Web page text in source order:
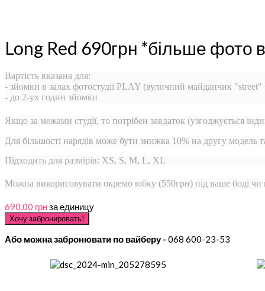
Long Red 690грн *більше фото
Вартість вказана для:
- зйомки в залах фотостудії PLAY (вуличний майданчик "street"
- до 2-ух годин зйомки
Якщо за межами студії, то потрібен завдаток (узгоджується
Для більшості нарядів може бути знижка 10% на другу
Підходить для размірів: XS, S, M, L, XL
Можна викорисовувати окремо юбку (550грн) під ваше боді чи
690,00 грнза единицу
Або можна забронювати по вайберу - 068 600-23-53